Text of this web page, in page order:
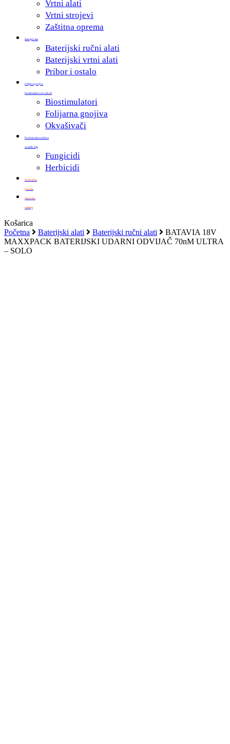
Vrtni alati
Vrtni strojevi
Zaštitna oprema
Baterijski alati
Baterijski ručni alati
Baterijski vrtni alati
Pribor i ostalo
Folijarna gnojiva,
biostimulatori i okvašivači
Biostimulatori
Folijarna gnojiva
Okvašivači
Profesionalna sredstva
za zaštitu bilja
Fungicidi
Herbicidi
Izvanredna
ponuda
Sezonsko
sniženje
Košarica
košaricu
Početna Baterijski alati Baterijski ručni alati
BATAVIA 18V
MAXXPACK BATERIJSKI UDARNI ODVIJAČ 70nM ULTRA
– SOLO